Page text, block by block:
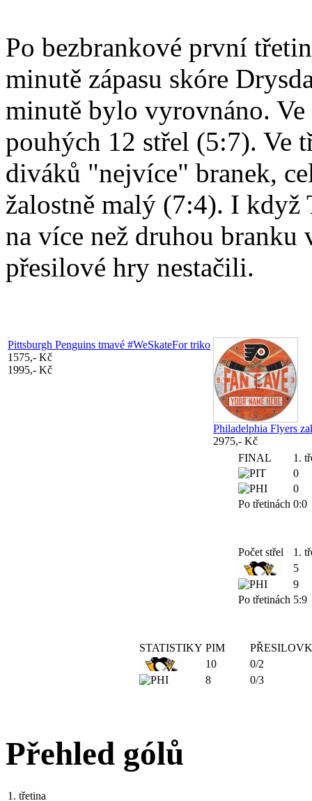
Po bezbrankové první
minutě zápasu skóre
minutě bylo vyrovnáno.
pouhých 12 střel (5:7). Ve
diváků "nejvíce" branek,
žalostně malý (7:4). I když
na více než druhou branku
přesilové hry nestačili.
Pittsburgh Penguins tmavé #WeSkateFor triko
1575,- Kč
1995,- Kč
Philadelphia Flyers
2975,- Kč
FINAL
1.
0
0
Po třetinách 0:0
Počet střel
1.
5
9
Po třetinách 5:9
STATISTIKY PIM
10
0/2
8
0/3
Přehled gólů
1. třetina